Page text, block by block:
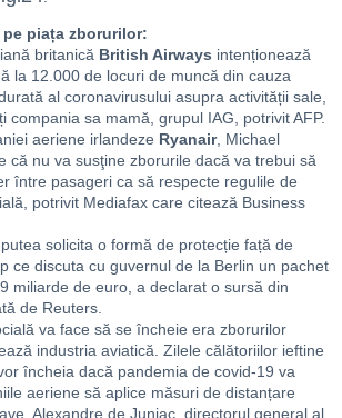
piața zborurilor:
britanică British Airways intenționează
la 12.000 de locuri de muncă din cauza
al coronavirusului asupra activității sale,
compania sa mamă, grupul IAG, potrivit AFP.
aeriene irlandeze Ryanair, Michael
că nu va susţine zborurile dacă va trebui să
între pasageri ca să respecte regulile de
potrivit Mediafax care citează Business
solicita o formă de protecție față de
ce discuta cu guvernul de la Berlin un pachet
miliarde de euro, a declarat o sursă din
de Reuters.
va face să se încheie era zborurilor
industria aviatică. Zilele călătoriilor ieftine
încheia dacă pandemia de covid-19 va
aeriene să aplice măsuri de distanțare
Alexandre de Juniac, directorul general al